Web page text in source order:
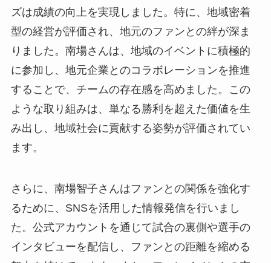
ズは成績の向上を実現しました。特に、地域密着
型の経営が評価され、地元のファンとの絆が深ま
りました。南場さんは、地域のイベントに積極的
に参加し、地元企業とのコラボレーションを推進
することで、チームの存在感を高めました。この
ような取り組みは、単なる勝利を超えた価値を生
み出し、地域社会に貢献する姿勢が評価されてい
ます。
さらに、南場智子さんはファンとの関係を強化す
るために、SNSを活用した情報発信を行いまし
た。公式アカウントを通じて試合の裏側や選手の
インタビューを配信し、ファンとの距離を縮める